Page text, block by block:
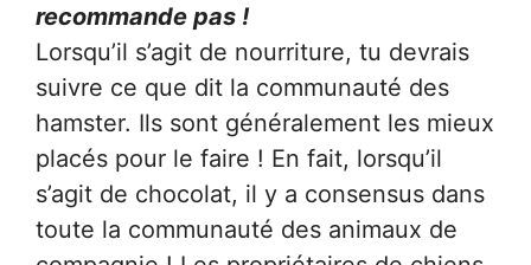
recommande pas !
Lorsqu’il s’agit de nourriture, tu devrais
suivre ce que dit la communauté des
hamster. Ils sont généralement les mieux
placés pour le faire ! En fait, lorsqu’il
s’agit de chocolat, il y a consensus dans
toute la communauté des animaux de